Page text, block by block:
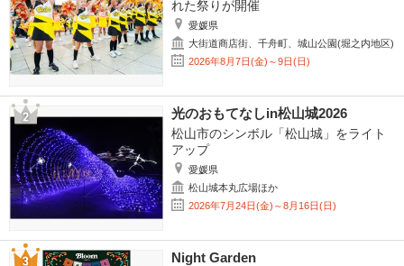
れた祭りが開催
愛媛県
大街道商店街、千舟町、城山公園(堀之内地区)
2026年8月7日(金)～9日(日)
光のおもてなしin松山城2026
松山市のシンボル「松山城」をライト
アップ
愛媛県
松山城本丸広場ほか
2026年7月24日(金)～8月16日(日)
Night Garden